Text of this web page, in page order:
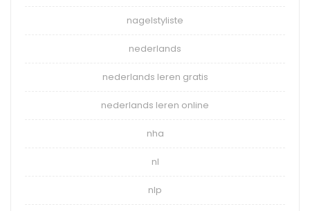
nagelstyliste
nederlands
nederlands leren gratis
nederlands leren online
nha
nl
nlp